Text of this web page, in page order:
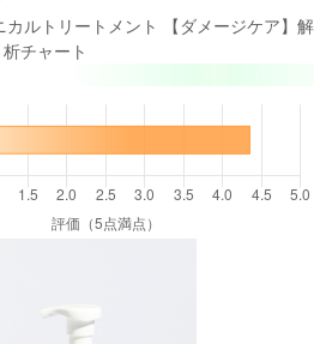
カルトリートメント 【ダメージケア】解
析チャート